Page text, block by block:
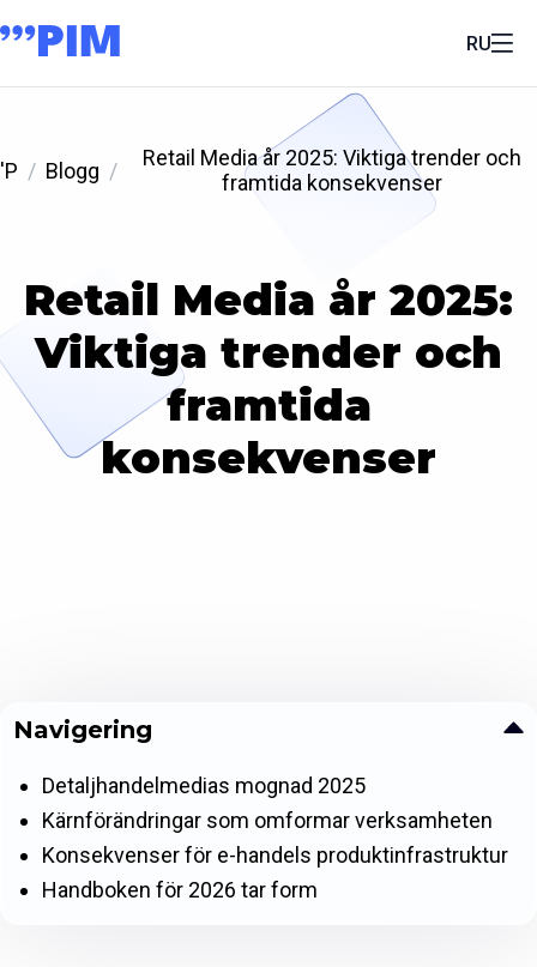
RU
'P Blogg
Retail Media år 2025: Viktiga trender och
framtida konsekvenser
Retail Media år 2025:
Viktiga trender och
framtida
konsekvenser
Navigering
Detaljhandelmedias mognad 2025
Kärnförändringar som omformar verksamheten
Konsekvenser för e-handels produktinfrastruktur
Handboken för 2026 tar form